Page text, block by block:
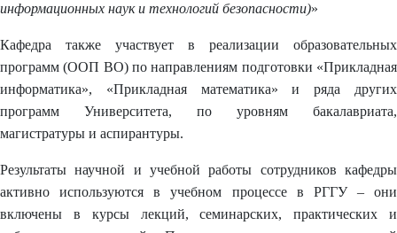
информационных наук и технологий безопасности)»
Кафедра также участвует в реализации образовательных
программ (ООП ВО) по направлениям подготовки «Прикладная
информатика», «Прикладная математика» и ряда других
программ Университета, по уровням бакалавриата,
магистратуры и аспирантуры.
Результаты научной и учебной работы сотрудников кафедры
активно используются в учебном процессе в РГГУ – они
включены в курсы лекций, семинарских, практических и